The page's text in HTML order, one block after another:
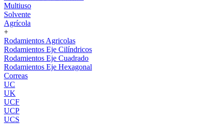
Multiuso
Solvente
Agrícola
+
Rodamientos Agricolas
Rodamientos Eje Cilíndricos
Rodamientos Eje Cuadrado
Rodamientos Eje Hexagonal
Correas
UC
UK
UCF
UCP
UCS